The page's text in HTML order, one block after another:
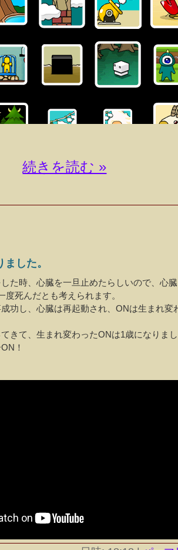
続きを読む »
した。
た時、心臓を一旦止めたらしいので、心
度死んだとも考えられます。
功し、心臓は再起動され、ONは生まれ変
きて、生まれ変わったONは1歳になりま
！